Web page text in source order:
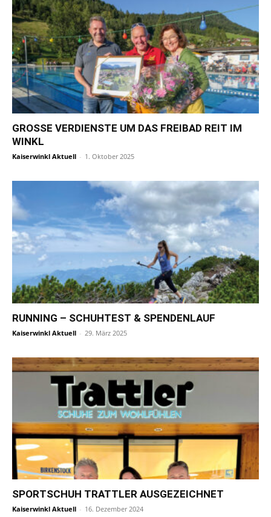
GROSSE VERDIENSTE UM DAS FREIBAD REIT IM W
INKL
Kaiserwinkl Aktuell - 1. Oktober 2025
RUNNING – SCHUHTEST & SPENDENLAUF
Kaiserwinkl Aktuell - 29. März 2025
SPORTSCHUH TRATTLER AUSGEZEICHNET
Kaiserwinkl Aktuell - 16. Dezember 2024